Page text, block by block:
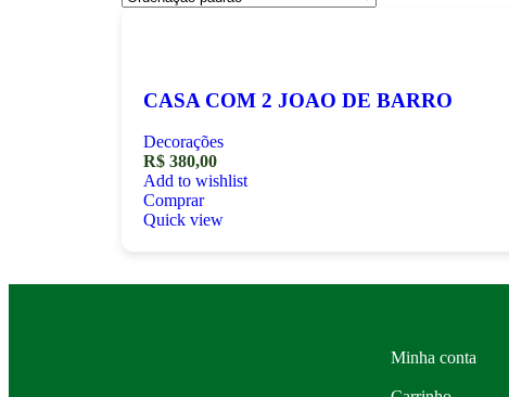
CASA COM 2 JOAO DE BARRO
Decorações
R$ 380,00
Add to wishlist
Comprar
Quick view
Minha conta